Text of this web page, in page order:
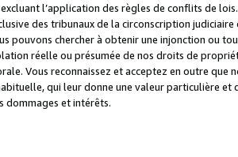
excluant l’application des règles de conflits de
des tribunaux de la circonscription
pouvons chercher à obtenir une injonction ou
réelle ou présumée de nos droits de
Vous reconnaissez et acceptez en outre que
qui leur donne une valeur particulière
dommages et intérêts.